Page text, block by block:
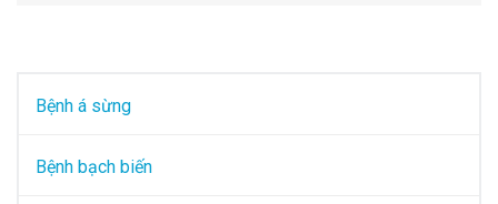
Bệnh á sừng
Bệnh bạch biến